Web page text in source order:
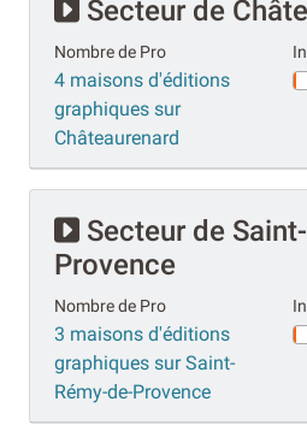
Secteur de
Nombre de Pro
4 maisons d'éditions
graphiques sur
Châteaurenard
Secteur de
Provence
Nombre de Pro
3 maisons d'éditions
graphiques sur Saint-
Rémy-de-Provence